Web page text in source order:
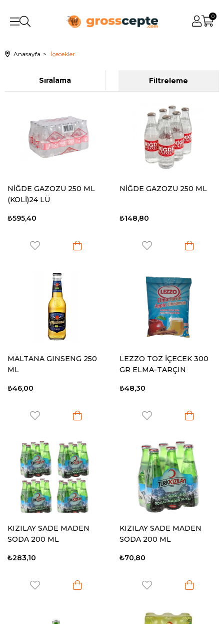
0
Anasayfa İçecekler
Filtreleme
Sıralama
NİĞDE GAZOZU 250 ML
(KOLİ)24 LÜ
₺595,40
NİĞDE GAZOZU 250 ML
₺148,80
MALTANA GINSENG 250
ML
₺46,00
LEZZO TOZ İÇECEK 300
GR ELMA-TARÇIN
₺48,30
KIZILAY SADE MADEN
SODA 200 ML
₺283,10
KIZILAY SADE MADEN
SODA 200 ML
₺70,80